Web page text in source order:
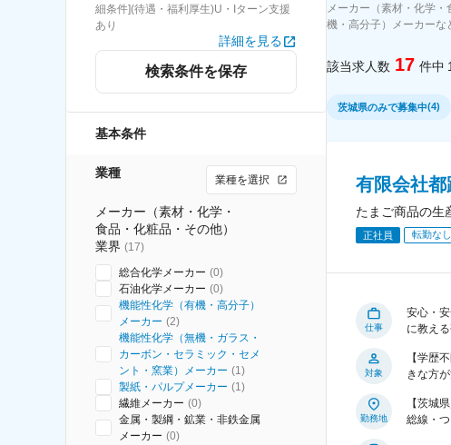
細条件](待遇・福利厚生)U・Iターン支援
あり
詳細を見る
検索条件を保存
基本条件
業種 業種を選択
メーカー（素材・化学・
食品・化粧品・その他）
業界 (17)
総合化学メーカー (0)
石油化学メーカー (0)
機能性化学（有機・高分子）
メーカー (2)
機能性化学（無機・ガラス・
カーボン・セラミック・セメ
ント・窯業）メーカー (1)
製紙・パルプメーカー (1)
繊維メーカー (0)
金属・製綱・鉱業・非鉄金属
メーカー (0)
メーカー（素材・化学
機・高分子）メーカーな
該当求人数 17 件中
茨城県のみで募集中(4)
有限会社
たまご商品の生
正社員 転勤なし
仕事
安心・
に教え
対象
【学歴
きな方
勤務地
【茨城
総線・